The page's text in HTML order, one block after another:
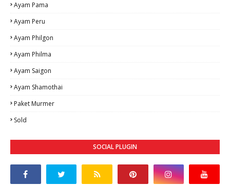
Ayam Pama
Ayam Peru
Ayam Philgon
Ayam Philma
Ayam Saigon
Ayam Shamothai
Paket Murmer
Sold
SOCIAL PLUGIN